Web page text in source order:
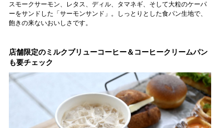
スモークサーモン、レタス、ディル、タマネギ、そして大粒のケーパ
ーをサンドした「サーモンサンド」。しっとりとした食パン生地で、
飽きの来ないおいしさです。
店舗限定のミルクブリューコーヒー＆コーヒークリームパン
も要チェック